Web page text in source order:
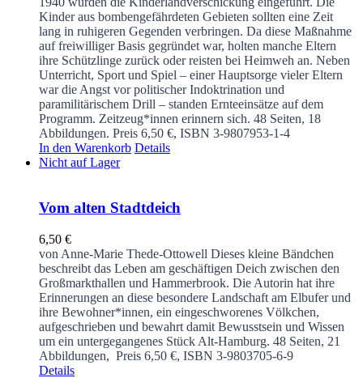
Kinder aus bombengefährdeten Gebieten sollten eine Zeit
lang in ruhigeren Gegenden verbringen. Da diese Maßnahme
auf freiwilliger Basis gegründet war, holten manche Eltern
ihre Schützlinge zurück oder reisten bei Heimweh an. Neben
Unterricht, Sport und Spiel – einer Hauptsorge vieler Eltern
war die Angst vor politischer Indoktrination und
paramilitärischem Drill – standen Ernteeinsätze auf dem
Programm. Zeitzeug*innen erinnern sich. 48 Seiten, 18
Abbildungen. Preis 6,50 €, ISBN 3-9807953-1-4
In den Warenkorb Details
Nicht auf Lager
Vom alten Stadtdeich
6,50 €
von Anne-Marie Thede-Ottowell Dieses kleine Bändchen
beschreibt das Leben am geschäftigen Deich zwischen den
Großmarkthallen und Hammerbrook. Die Autorin hat ihre
Erinnerungen an diese besondere Landschaft am Elbufer und
ihre Bewohner*innen, ein eingeschworenes Völkchen,
aufgeschrieben und bewahrt damit Bewusstsein und Wissen
um ein untergegangenes Stück Alt-Hamburg. 48 Seiten, 21
Abbildungen, Preis 6,50 €, ISBN 3-9803705-6-9
Details